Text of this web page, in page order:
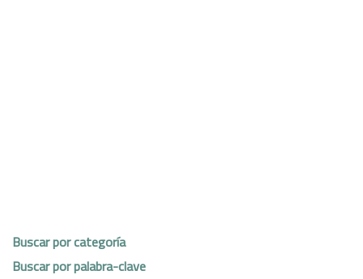
Buscar por categoría
Buscar por palabra-clave